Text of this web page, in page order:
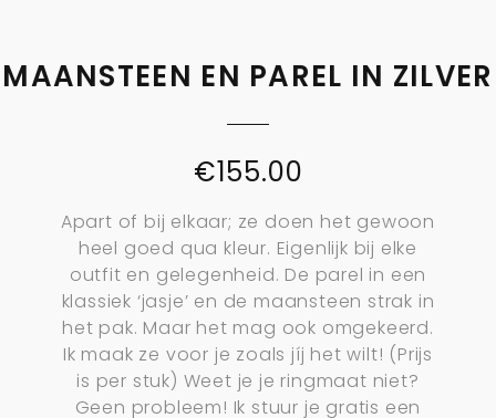
MAANSTEEN EN PAREL IN ZILVER
€155.00
Apart of bij elkaar; ze doen het gewoon
heel goed qua kleur. Eigenlijk bij elke
outfit en gelegenheid. De parel in een
klassiek ‘jasje’ en de maansteen strak in
het pak. Maar het mag ook omgekeerd.
Ik maak ze voor je zoals jíj het wilt! (Prijs
is per stuk) Weet je je ringmaat niet?
Geen probleem! Ik stuur je gratis een